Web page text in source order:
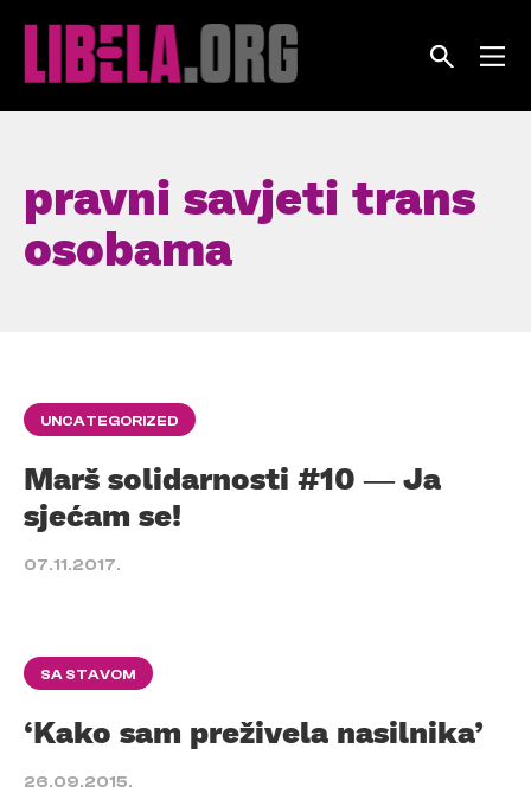
pravni savjeti trans
osobama
UNCATEGORIZED
Marš solidarnosti #10 ― Ja
sjećam se!
07.11.2017.
SA STAVOM
‘Kako sam preživela nasilnika’
26.09.2015.